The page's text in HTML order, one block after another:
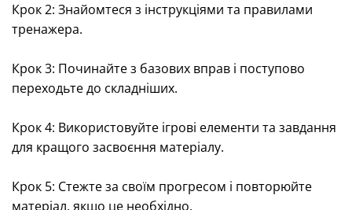
Крок 2: Знайомтеся з інструкціями та правилами
тренажера.
Крок 3: Починайте з базових вправ і поступово
переходьте до складніших.
Крок 4: Використовуйте ігрові елементи та завдання
для кращого засвоєння матеріалу.
Крок 5: Стежте за своїм прогресом і повторюйте
матеріал, якщо це необхідно.